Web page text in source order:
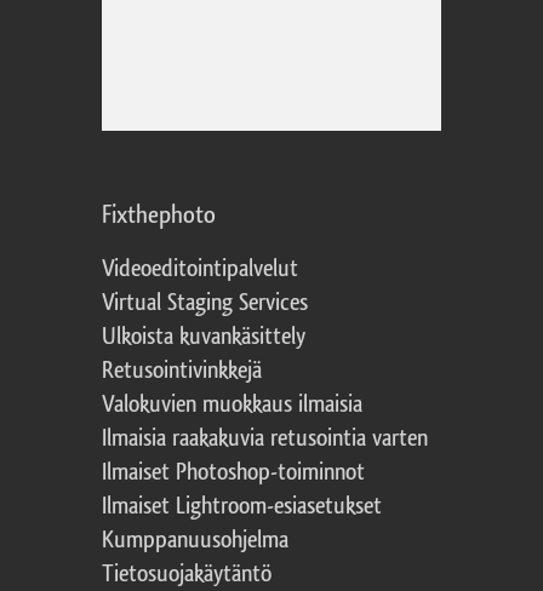
Fixthephoto
Videoeditointipalvelut
Virtual Staging Services
Ulkoista kuvankäsittely
Retusointivinkkejä
Valokuvien muokkaus ilmaisia
Ilmaisia raakakuvia retusointia varten
Ilmaiset Photoshop-toiminnot
Ilmaiset Lightroom-esiasetukset
Kumppanuusohjelma
Tietosuojakäytäntö